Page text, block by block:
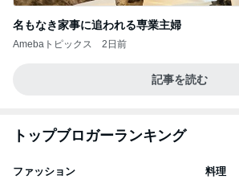
名もなき家事に追われる専業主婦
Amebaトピックス 2日前
記事を読む
トップブロガーランキング
ファッション 料理